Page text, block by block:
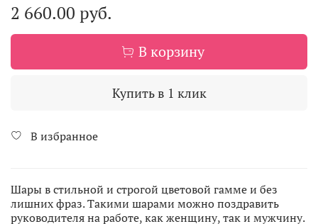
2 660.00 руб.
В корзину
Купить в 1 клик
В избранное
Шары в стильной и строгой цветовой гамме и без
лишних фраз. Такими шарами можно поздравить
руководителя на работе, как женщину, так и мужчину.